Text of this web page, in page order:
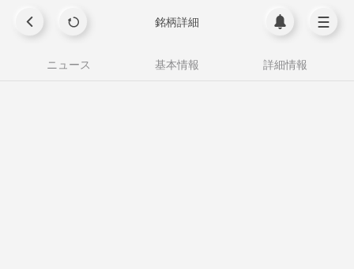
銘柄詳細
ニュース 基本情報 詳細情報